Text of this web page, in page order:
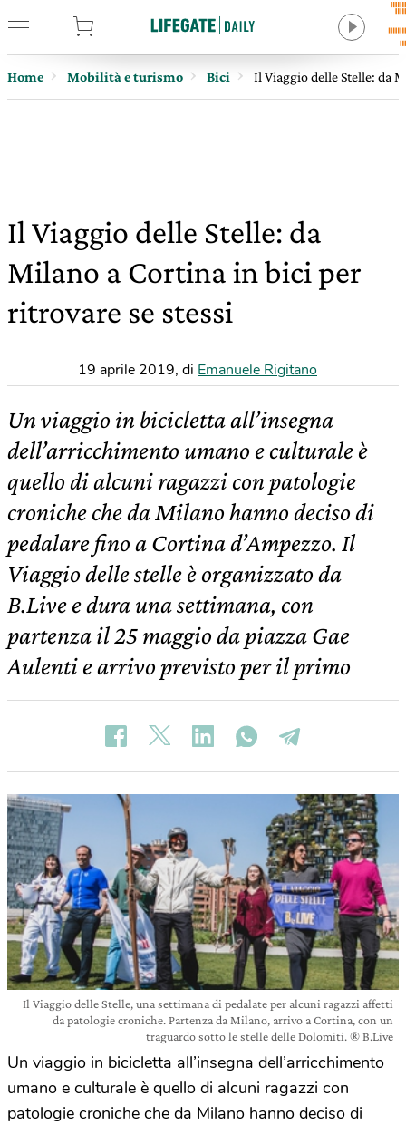
Home Mobilità e turismo Bici Il Viaggio delle Stelle: da
Il Viaggio delle Stelle: da
Milano a Cortina in bici per
ritrovare se stessi
19 aprile 2019, di Emanuele Rigitano
Un viaggio in bicicletta all’insegna
dell’arricchimento umano e culturale è
quello di alcuni ragazzi con patologie
croniche che da Milano hanno deciso di
pedalare fino a Cortina d’Ampezzo. Il
Viaggio delle stelle è organizzato da
B.Live e dura una settimana, con
partenza il 25 maggio da piazza Gae
Aulenti e arrivo previsto per il primo
Il Viaggio delle Stelle, una settimana di pedalate per alcuni ragazzi affetti
da patologie croniche. Partenza da Milano, arrivo a Cortina, con un
traguardo sotto le stelle delle Dolomiti. ® B.Live
Un viaggio in bicicletta all’insegna dell’arricchimento
umano e culturale è quello di alcuni ragazzi con
patologie croniche che da Milano hanno deciso di